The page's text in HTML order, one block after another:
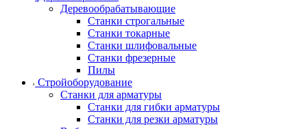
Деревообрабатывающие
Станки строгальные
Станки токарные
Станки шлифовальные
Станки фрезерные
Пилы
Стройоборудование
Станки для арматуры
Станки для гибки арматуры
Станки для резки арматуры